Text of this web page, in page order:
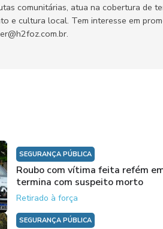
comunitárias, atua na cobertura de
e cultura local. Tem interesse em
SEGURANÇA PÚBLICA
Roubo com vítima feita refém
termina com suspeito morto
Retirado à força
SEGURANÇA PÚBLICA